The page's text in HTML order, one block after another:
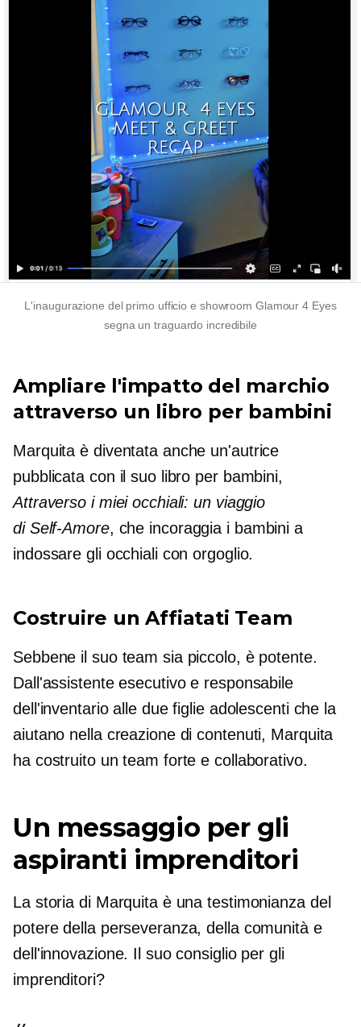
L'inaugurazione del primo ufficio e showroom Glamour 4 Eyes
segna un traguardo incredibile
Ampliare l'impatto del marchio
attraverso un libro per bambini
Marquita è diventata anche un'autrice
pubblicata con il suo libro per bambini,
Attraverso i miei occhiali: un viaggio
di Self-Amore, che incoraggia i bambini a
indossare gli occhiali con orgoglio.
Costruire unAffiatati Team
Sebbene il suo team sia piccolo, è potente.
Dall'assistente esecutivo e responsabile
dell'inventario alle due figlie adolescenti che la
aiutano nella creazione di contenuti, Marquita
ha costruito un team forte e collaborativo.
Un messaggio per gli
aspiranti imprenditori
La storia di Marquita è una testimonianza del
potere della perseveranza, della comunità e
dell'innovazione. Il suo consiglio per gli
imprenditori?